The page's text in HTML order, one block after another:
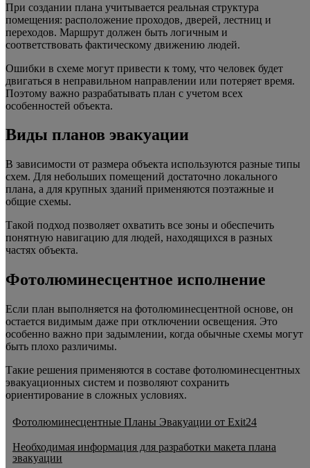
При создании плана учитывается реальная структура
помещения: расположение проходов, дверей, лестниц и
переходов. Маршрут должен быть логичным и
соответствовать фактическому движению людей.
Ошибки в схеме могут привести к тому, что человек будет
двигаться в неправильном направлении или потеряет время.
Поэтому важно разрабатывать план с учетом всех
особенностей объекта.
Виды планов эвакуации
В зависимости от размера объекта используются разные типы
схем. Для небольших помещений достаточно локального
плана, а для крупных зданий применяются поэтажные и
общие схемы.
Такой подход позволяет охватить все зоны и обеспечить
понятную навигацию для людей, находящихся в разных
частях объекта.
Фотолюминесцентное исполнение
Если план выполняется на фотолюминесцентной основе, он
остается видимым даже при отключении освещения. Это
особенно важно при задымлении, когда обычные схемы могут
быть плохо различимы.
Такие решения применяются в составе фотолюминесцентных
эвакуационных систем и позволяют сохранить
ориентирование в сложных условиях.
Фотолюминесцентные Планы Эвакуации от Exit24
Необходимая информация для разработки макета плана
эвакуации